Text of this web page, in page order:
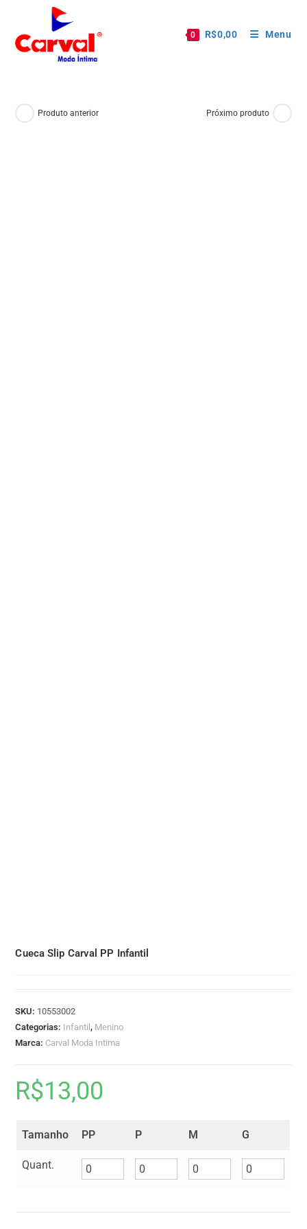
0 R$0,00 Menu
Produto anterior Próximo produto
Cueca Slip Carval PP Infantil
SKU: 10553002
Categorias: Infantil, Menino
Marca: Carval Moda Intima
R$13,00
Tamanho PP P M G
Quant.